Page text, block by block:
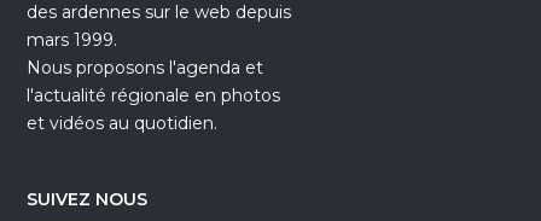
des ardennes sur le web depuis
mars 1999.
Nous proposons l'agenda et
l'actualité régionale en photos
et vidéos au quotidien.
SUIVEZ NOUS